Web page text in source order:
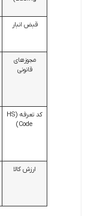
قبض انبار
مجوزهای
قانونی
کد تعرفه (HS
Code)
ارزش کالا